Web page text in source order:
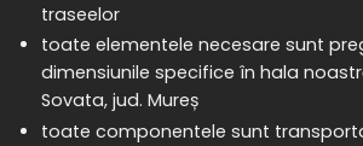
traseelor
toate elementele necesare sunt
dimensiunile specifice în hala
Sovata, jud. Mureș
toate componentele sunt